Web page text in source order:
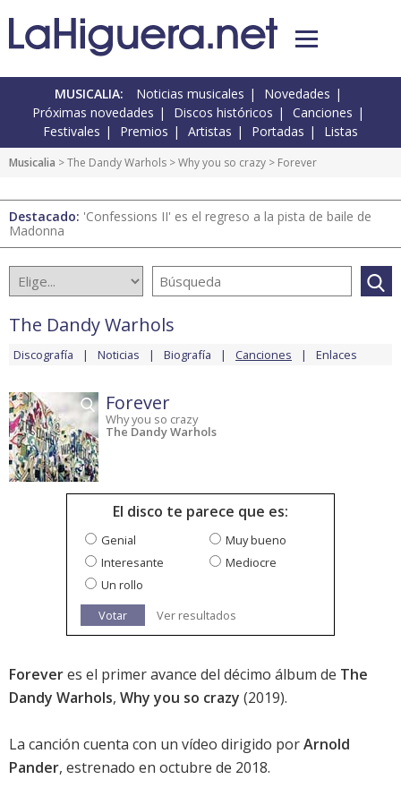
MUSICALIA: Noticias musicales
Novedades
Próximas novedades
Discos históricos
Canciones
Festivales
Premios Artistas Portadas Listas
Musicalia >The Dandy Warhols >Why you so crazy > Forever
Destacado: 'Confessions II' es el regreso a la pista de baile de
Madonna
The Dandy Warhols
Discografía Noticias Biografía Canciones Enlaces
Forever
Why you so crazy
The Dandy Warhols
El disco te parece que es:
Genial
Muy bueno
Interesante
Mediocre
Un rollo
Votar
Ver resultados
Foreveres el primer avance del décimo álbum de The
Dandy Warhols, Why you so crazy (2019).
La canción cuenta con un vídeo dirigido porArnold
Pander, estrenado en octubre de 2018.